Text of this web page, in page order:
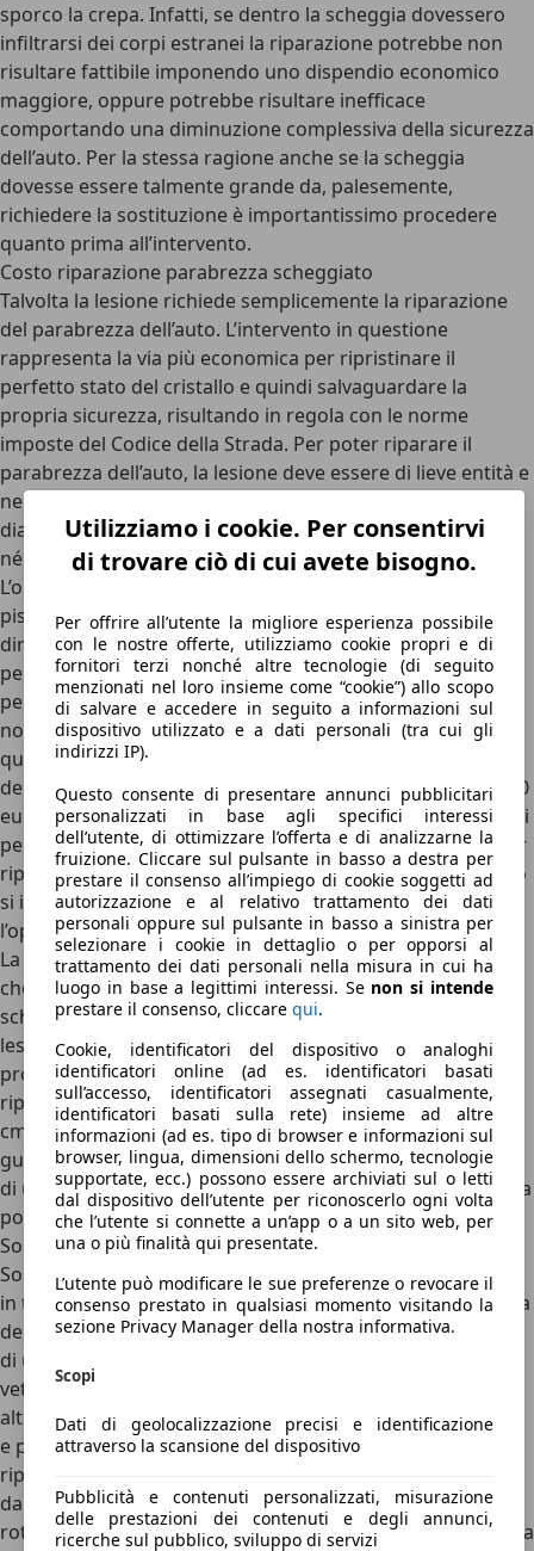
Utilizziamo i cookie. Per consentirvi
di trovare ciò di cui avete bisogno.
Per offrire all’utente la migliore esperienza possibile
con le nostre offerte, utilizziamo cookie propri e di
fornitori terzi nonché altre tecnologie (di seguito
menzionati nel loro insieme come “cookie”) allo scopo
di salvare e accedere in seguito a informazioni sul
dispositivo utilizzato e a dati personali (tra cui gli
indirizzi IP).
Questo consente di presentare annunci pubblicitari
personalizzati in base agli specifici interessi
dell’utente, di ottimizzare l’offerta e di analizzarne la
fruizione. Cliccare sul pulsante in basso a destra per
prestare il consenso all’impiego di cookie soggetti ad
autorizzazione e al relativo trattamento dei dati
personali oppure sul pulsante in basso a sinistra per
selezionare i cookie in dettaglio o per opporsi al
trattamento dei dati personali nella misura in cui ha
luogo in base a legittimi interessi. Se non si intende
prestare il consenso, cliccare qui.
Cookie, identificatori del dispositivo o analoghi
identificatori online (ad es. identificatori basati
sull’accesso, identificatori assegnati casualmente,
identificatori basati sulla rete) insieme ad altre
informazioni (ad es. tipo di browser e informazioni sul
browser, lingua, dimensioni dello schermo, tecnologie
supportate, ecc.) possono essere archiviati sul o letti
dal dispositivo dell’utente per riconoscerlo ogni volta
che l’utente si connette a un’app o a un sito web, per
una o più finalità qui presentate.
L’utente può modificare le sue preferenze o revocare il
consenso prestato in qualsiasi momento visitando la
sezione Privacy Manager della nostra informativa.
Scopi
Dati di geolocalizzazione precisi e identificazione
attraverso la scansione del dispositivo
Pubblicità e contenuti personalizzati, misurazione
delle prestazioni dei contenuti e degli annunci,
ricerche sul pubblico, sviluppo di servizi
sporco la crepa. Infatti, se dentro la scheggia dovessero
infiltrarsi dei corpi estranei la riparazione potrebbe non
risultare fattibile imponendo uno dispendio economico
maggiore, oppure potrebbe risultare inefficace
comportando una diminuzione complessiva della sicurezza
dell’auto. Per la stessa ragione anche se la scheggia
dovesse essere talmente grande da, palesemente,
richiedere la sostituzione è importantissimo procedere
quanto prima all’intervento.
Costo riparazione parabrezza scheggiato
Talvolta la lesione richiede semplicemente la riparazione
del parabrezza dell’auto. L’intervento in questione
rappresenta la via più economica per ripristinare il
perfetto stato del cristallo e quindi salvaguardare la
propria sicurezza, risultando in regola con le norme
imposte del Codice della Strada. Per poter riparare il
parabrezza dell’auto, la lesione deve essere di lieve entità e
nello specifico non deve superare i 2,5 centimetri di
diametro e non deve trovarsi né in prossimità del bordo,
né in una zona che possa pregiudicare la visuale di guida.
L’operazione viene eseguita utilizzando una specifica
pistola e una apposita resina, che viene applicata in modo
diretto sul parabrezza scheggiato. Dopo essersi
perfettamente asciugata, la resina si indurisce e ripara
perfettamente la lesione. Al termine dell’intervento non si
noterà alcuna differenza con le altre parti del vetro. Per
quanto concerne la spesa relativa al lavoro, la riparazione
del parabrezza scheggiato ha costi che variano dai 60 ai 90
euro, quindi decisamente inferiori rispetto a quelli richiesti
per la sostituzione del cristallo anteriore. Si consiglia di far
riparare prontamente il vetro lesionato, poiché se il danno
si ingrandisce non sarà più possibile effettuare
l’operazione.
La riparazione del parabrezza, tuttavia, è una soluzione
che può essere presa in considerazione solo quando la
scheggiatura non è particolarmente grave
lesionato non solo compromette rappresenta un vero e
proprio ostacolo per la guida sicura. Il cristallo può essere
riparato solo se la scheggiatura non si trova né entro i 5
cm dai bordi né in corrispondenza della visuale di chi
guida. La scheggiatura, inoltre, non deve essere più ampia
di un paio di centimetri; in caso contrario, infatti, la fessura
potrebbe allargarsi andando a danneggiare tutto il vetro.
Sostituzione del parabrezza auto
Sostituire il parabrezza auto è la peggiore delle ipotesi, sia
in termini economici che per quanto riguarda la tempistica
dell’intervento, che richiede necessariamente la presenza
di un cristallo perfettamente compatibile con quello della
vettura danneggiata. Tale tipo di soluzione è l’unica
alternativa qualorail vetro risulti fortemente danneggiato
e pertanto non compatibile con un semplice intervento di
riparazione del parabrezza. L’operazione va fatta eseguire
da tecnici specializzati, poiché sia la rimozione del vetro
rotto che l’installazione del nuovo parabrezza richiedono la